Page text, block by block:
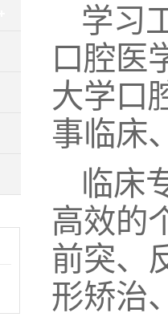
学习
口腔医
大学口
事临床
临床
高效的
前突、
形矫治